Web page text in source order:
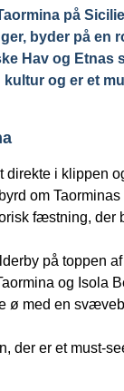
på
byder på en
Hav og Etnas
og er et
direkte i klippen
om
fæstning, der
på toppen
og Isola
ø med en
der er et must-